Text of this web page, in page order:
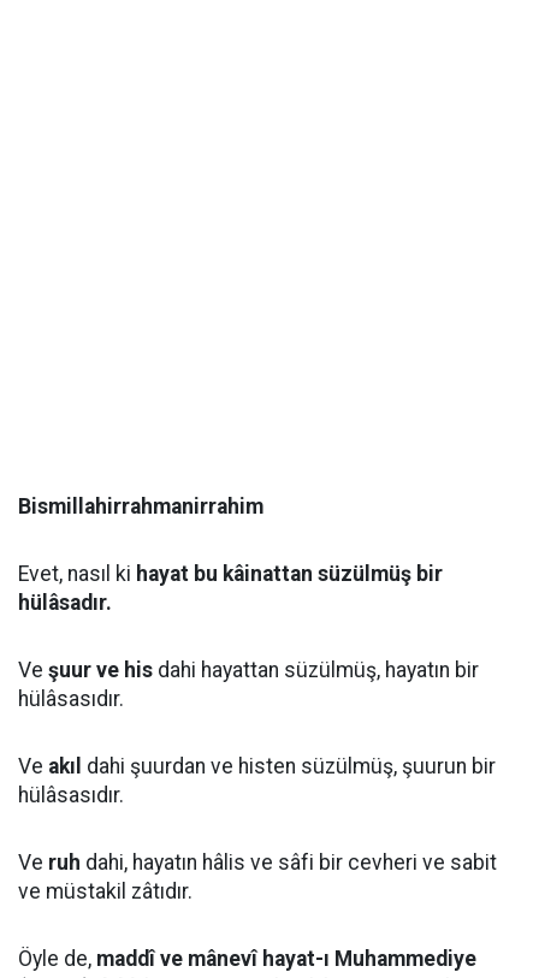
Bismillahirrahmanirrahim
Evet, nasıl ki hayat bu kâinattan süzülmüş bir
hülâsadır.
Ve şuur ve his dahi hayattan süzülmüş, hayatın bir
hülâsasıdır.
Ve akıl dahi şuurdan ve histen süzülmüş, şuurun bir
hülâsasıdır.
Ve ruh dahi, hayatın hâlis ve sâfi bir cevheri ve sabit
ve müstakil zâtıdır.
Öyle de, maddî ve mânevî hayat-ı Muhammediye